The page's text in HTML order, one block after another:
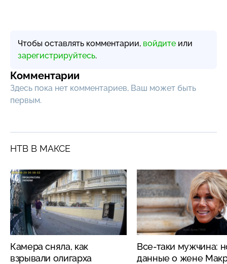
Чтобы оставлять комментарии, войдите или
зарегистрируйтесь.
Комментарии
Здесь пока нет комментариев, Ваш может быть
первым.
НТВ В МАКСЕ
Камера сняла, как
взрывали олигарха
Все-таки мужчина:
данные о жене